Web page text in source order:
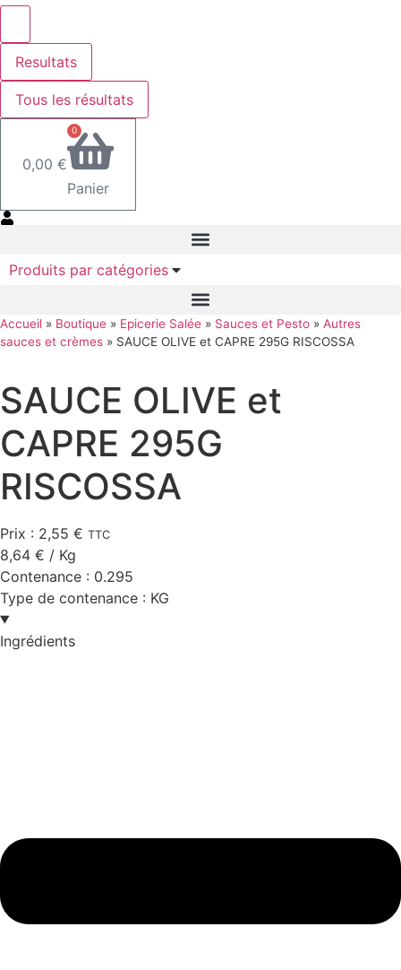
Resultats
Tous les résultats
0,00 €
0
Panier
Produits par catégories
Accueil » Boutique » Epicerie Salée » Sauces et Pesto » Autres
sauces et crèmes » SAUCE OLIVE et CAPRE 295G RISCOSSA
SAUCE OLIVE et
CAPRE 295G
RISCOSSA
Prix : 2,55 € TTC
8,64 € / Kg
Contenance : 0.295
Type de contenance : KG
Ingrédients